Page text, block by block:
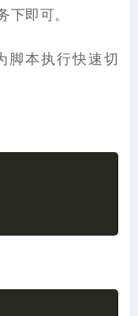
即可。
脚本执行快速切